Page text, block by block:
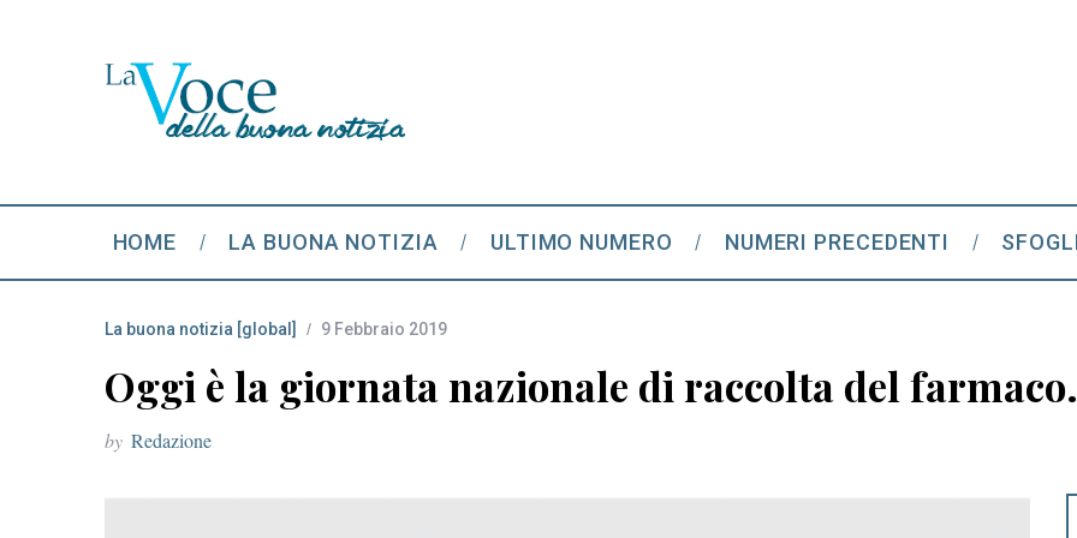
HOME LA BUONA NOTIZIA ULTIMO NUMERO NUMERI PRECEDENTI
La buona notizia [global] 9 Febbraio 2019
Oggi è la giornata nazionale di raccolta del
by Redazione